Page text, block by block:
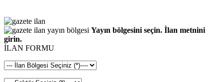
Yayın bölgesini seçin. İlan metnini
girin.
İLAN FORMU